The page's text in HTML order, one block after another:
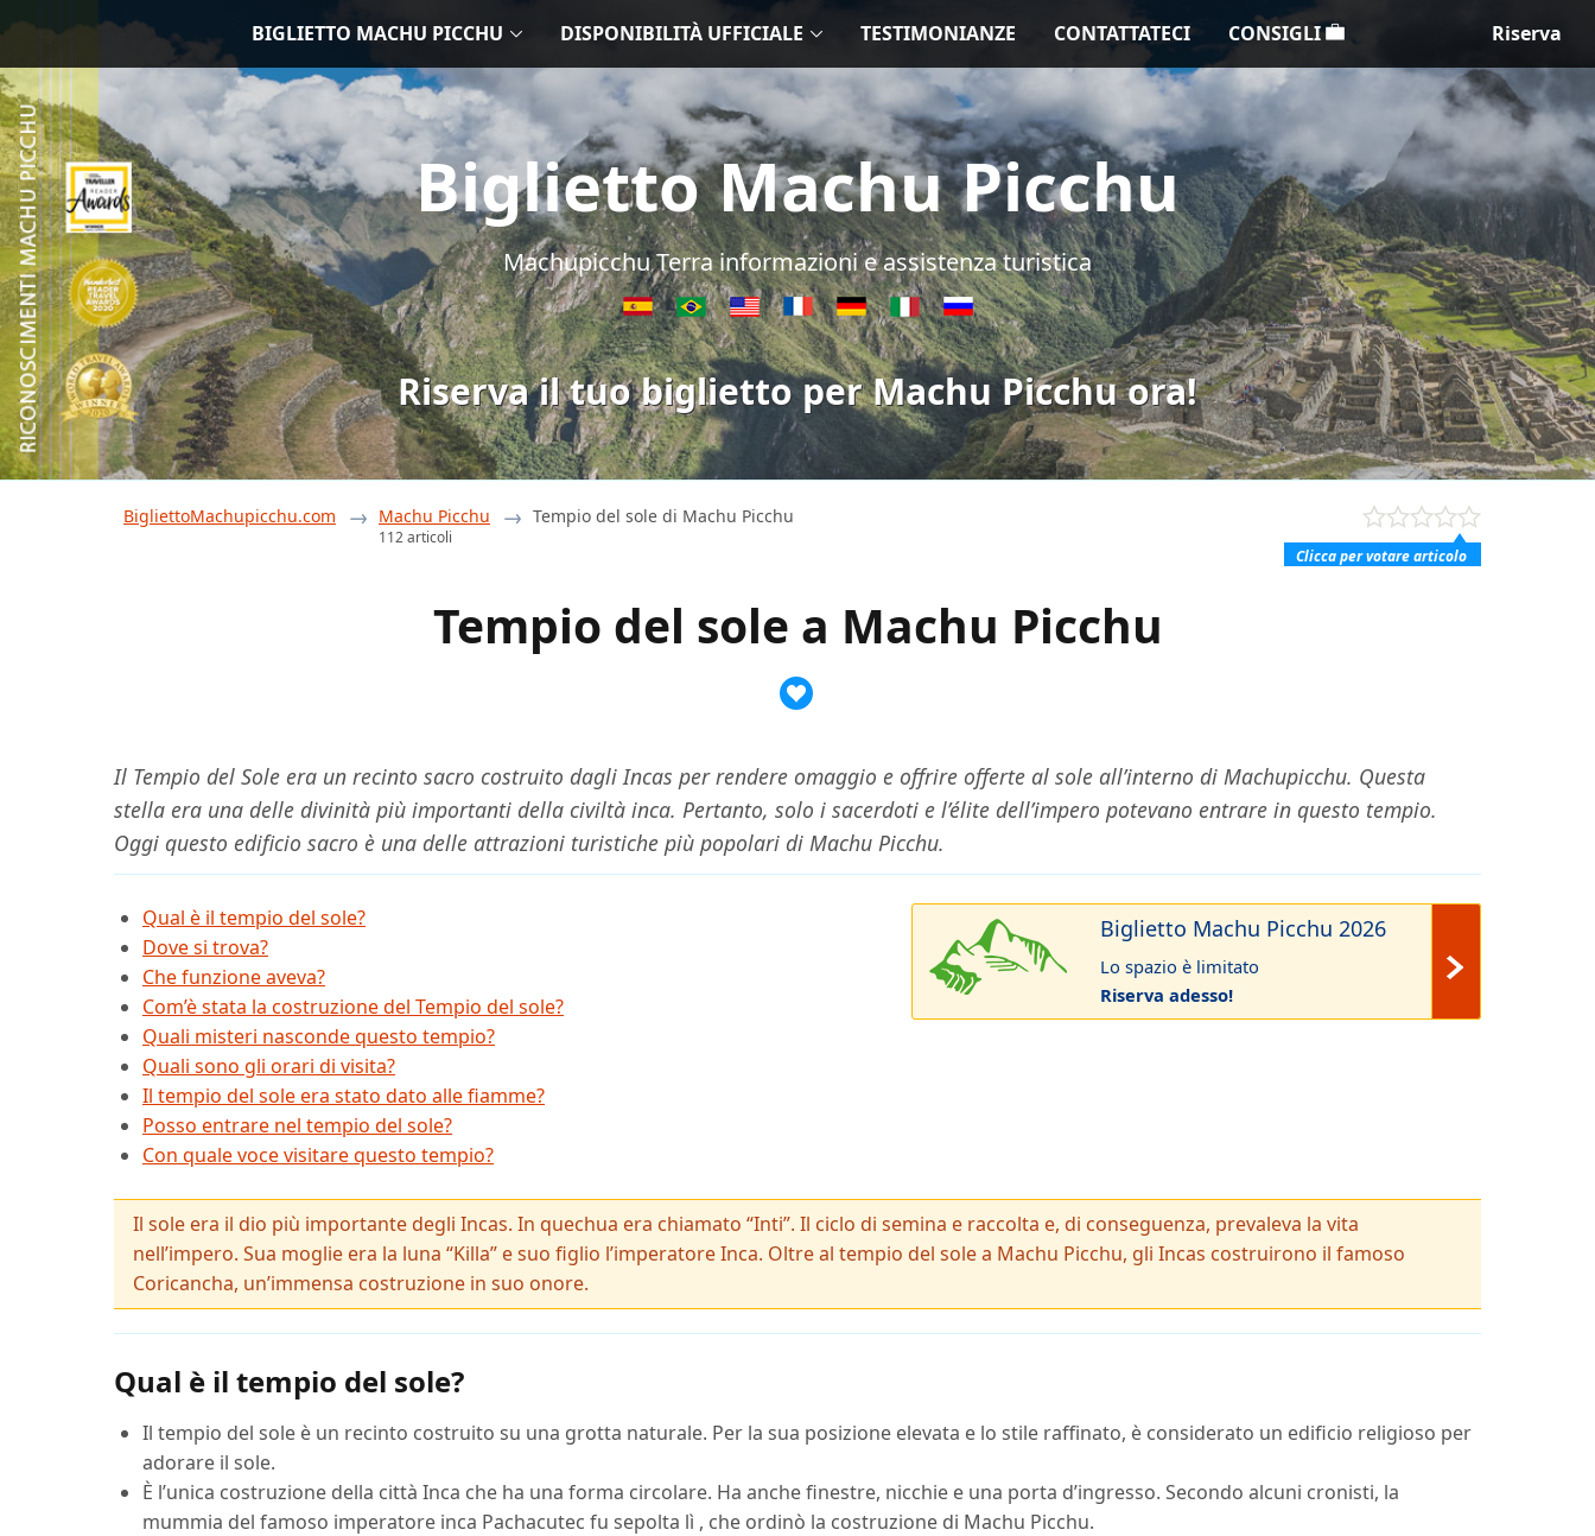
BIGLIETTO MACHU PICCHU DISPONIBILITÀ UFFICIALE TESTIMONIANZE CONTATTATECI CONSIGLI Riserva
Biglietto Machu Picchu
Machupicchu Terra informazioni e assistenza turistica
Riserva il tuo biglietto per Machu Picchu ora!
BigliettoMachupicchu.com Machu Picchu
112 articoli
Tempio del sole di Machu Picchu
Clicca per votare articolo
Tempio del sole a Machu Picchu
Il Tempio del Sole era un recinto sacro costruito dagli Incas per rendere omaggio e offrire offerte al sole all’interno di Machupicchu. Questa
stella era una delle divinità più importanti della civiltà inca. Pertanto, solo i sacerdoti e l’élite dell’impero potevano entrare in questo tempio.
Oggi questo edificio sacro è una delle attrazioni turistiche più popolari di Machu Picchu.
Biglietto Machu Picchu 2026
Lo spazio è limitato
Riserva adesso!
Qual è il tempio del sole?
Dove si trova?
Che funzione aveva?
Com’è stata la costruzione del Tempio del sole?
Quali misteri nasconde questo tempio?
Quali sono gli orari di visita?
Il tempio del sole era stato dato alle fiamme?
Posso entrare nel tempio del sole?
Con quale voce visitare questo tempio?
Il sole era il dio più importante degli Incas. In quechua era chiamato “Inti”. Il ciclo di semina e raccolta e, di conseguenza, prevaleva la vita
nell’impero. Sua moglie era la luna “Killa” e suo figlio l’imperatore Inca. Oltre al tempio del sole a Machu Picchu, gli Incas costruirono il famoso
Coricancha, un’immensa costruzione in suo onore.
Qual è il tempio del sole?
Il tempio del sole è un recinto costruito su una grotta naturale. Per la sua posizione elevata e lo stile raffinato, è considerato un edificio religioso per
adorare il sole.
È l’unica costruzione della città Inca che ha una forma circolare. Ha anche finestre, nicchie e una porta d’ingresso. Secondo alcuni cronisti, la
mummia del famoso imperatore inca Pachacutec fu sepolta lì , che ordinò la costruzione di Machu Picchu.